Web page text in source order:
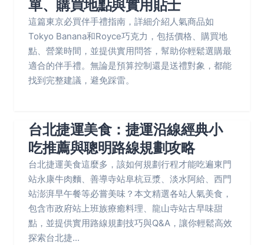
單、購買地點與實用貼士
這篇東京必買伴手禮指南，詳細介紹人氣商品如
Tokyo Banana和Royce巧克力，包括價格、購買地
點、營業時間，並提供實用問答，幫助你輕鬆選購最
適合的伴手禮。無論是預算控制還是送禮對象，都能
找到完整建議，避免踩雷。
台北捷運美食：捷運沿線經典小
吃推薦與聰明路線規劃攻略
台北捷運美食這麼多，該如何規劃行程才能吃遍東門
站永康牛肉麵、善導寺站阜杭豆漿、淡水阿給、西門
站澎湃早午餐等必嘗美味？本文精選各站人氣美食，
包含市政府站上班族療癒料理、龍山寺站古早味甜
點，並提供實用路線規劃技巧與Q&A，讓你輕鬆高效
探索台北捷...